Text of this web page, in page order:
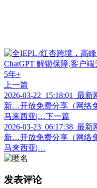
上一篇
2026-03-22_15:18:01_最
新…开放免费分享（网络
马来西亚|… 下一篇
2026-03-23_06:17:38_最
新…开放免费分享（网络
马来西亚|…
发表评论